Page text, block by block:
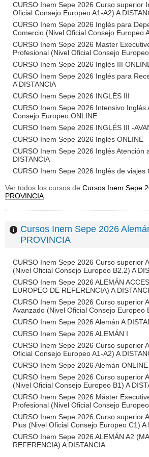
CURSO Inem Sepe 2026 Curso superior
Oficial Consejo Europeo A1-A2) A
CURSO Inem Sepe 2026 Inglés para
Comercio (Nivel Oficial Consejo Europeo
CURSO Inem Sepe 2026 Master
Profesional (Nivel Oficial Consejo
CURSO Inem Sepe 2026 Inglés III
CURSO Inem Sepe 2026 Inglés para
A DISTANCIA
CURSO Inem Sepe 2026 INGLÉS III
CURSO Inem Sepe 2026 Intensivo Inglés
Consejo Europeo ONLINE
CURSO Inem Sepe 2026 INGLÉS III -
CURSO Inem Sepe 2026 Inglés ONLINE
CURSO Inem Sepe 2026 Inglés Atención
DISTANCIA
CURSO Inem Sepe 2026 Inglés de viajes
Ver todos los cursos de Cursos Inem Sepe
PROVINCIA
Cursos Inem Sepe 2026
PROVINCIA
CURSO Inem Sepe 2026 Curso superior
(Nivel Oficial Consejo Europeo B2.2) A
CURSO Inem Sepe 2026 ALEMÁN
EUROPEO DE REFERENCIA) A
CURSO Inem Sepe 2026 Curso superior
Avanzado (Nivel Oficial Consejo Europeo
CURSO Inem Sepe 2026 Alemán A
CURSO Inem Sepe 2026 ALEMÁN I
CURSO Inem Sepe 2026 Curso superior
Oficial Consejo Europeo A1-A2) A
CURSO Inem Sepe 2026 Alemán ONLINE
CURSO Inem Sepe 2026 Curso superior
(Nivel Oficial Consejo Europeo B1) A
CURSO Inem Sepe 2026 Máster
Profesional (Nivel Oficial Consejo
CURSO Inem Sepe 2026 Curso superior
Plus (Nivel Oficial Consejo Europeo C1) A
CURSO Inem Sepe 2026 ALEMÁN A2
REFERENCIA) A DISTANCIA